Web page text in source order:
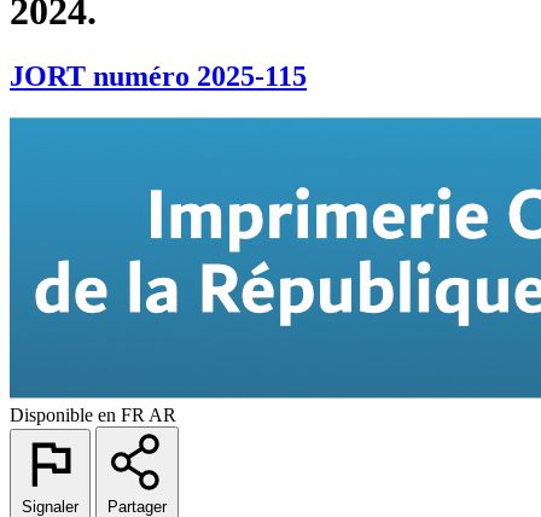
2024.
JORT numéro 2025-115
Disponible en FR AR
Signaler Partager